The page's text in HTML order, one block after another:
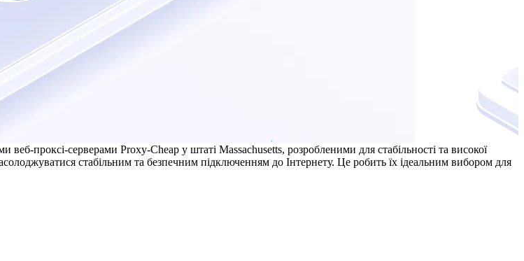
веб-проксі-серверами Proxy-Cheap у штаті Massachusetts, розробленими для стабільності та високої
стабільним та безпечним підключенням до Інтернету. Це робить їх ідеальним вибором для